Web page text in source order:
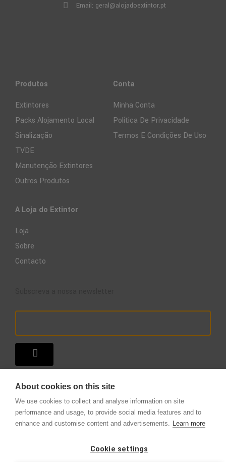
Email: geral@alojadoextintor.pt
Produtos
Extintores
Packs Alojamento Local
Sinalização
TVDE
Manutenção Extintores
Outros Produtos
Conta
Minha Conta
Política De Privacidade
Termos E Condições De Uso
A Loja do Extintor
Loja
Sobre
Contacto
Copyright © 2025 – A Loja do Extintor .Todos os direitos reservados.
About cookies on this site
We use cookies to collect and analyse information on site
performance and usage, to provide social media features and to
enhance and customise content and advertisements. Learn more
Cookie settings